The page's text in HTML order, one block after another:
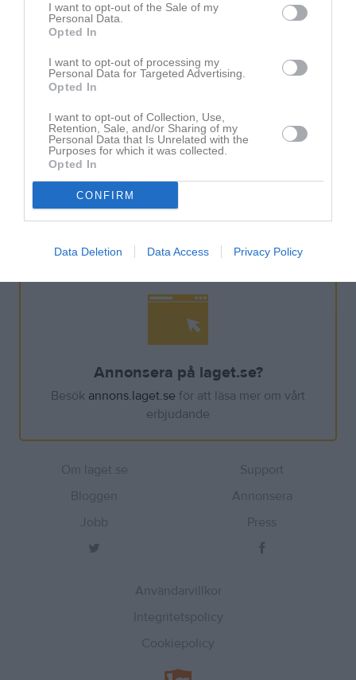
I want to opt-out of the Sale of my
Personal Data.
Opted In
I want to opt-out of processing my
Personal Data for Targeted Advertising.
Opted In
I want to opt-out of Collection, Use,
Retention, Sale, and/or Sharing of my
Personal Data that Is Unrelated with the
Purposes for which it was collected.
Opted In
CONFIRM
Data Deletion Data Access Privacy Policy
laget.se Bokning
Du kan få hjälp via
Kontaktformuläreller
Telefontider:
Support
Annonsera på laget.se?
Besök annons.laget.se för att läsa mer om vårt
erbjudande
Om laget.se
Support
Bloggen
Annonsera
Jobb
Press
Användarvillkor
Integritetspolicy
Cookiepolicy